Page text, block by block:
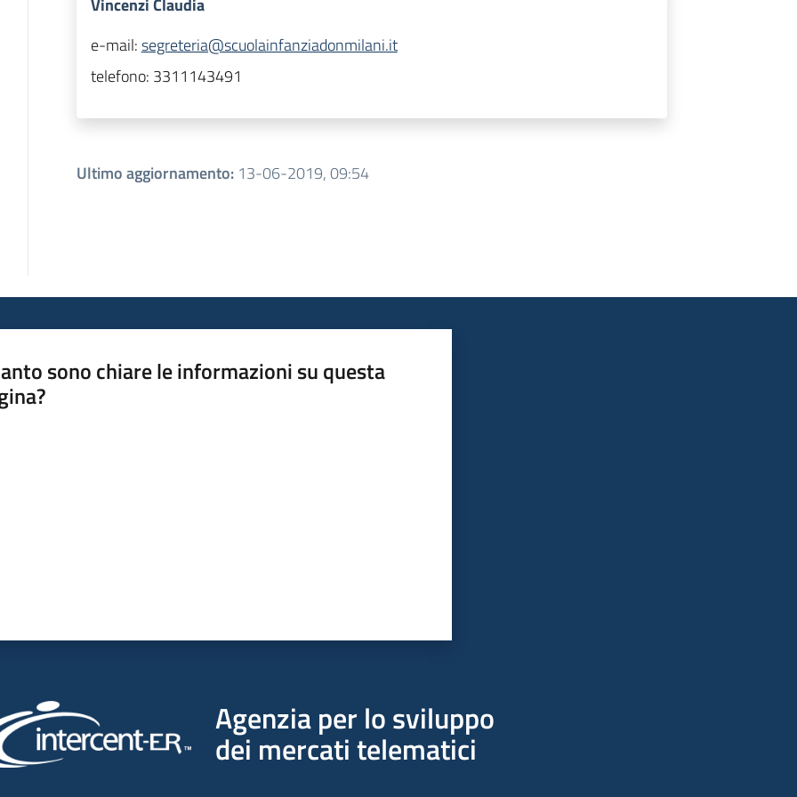
Vincenzi Claudia
e-mail:segreteria@scuolainfanziadonmilani.it
telefono: 3311143491
Ultimo aggiornamento: 13-06-2019, 09:54
sono chiare le informazioni su questa
Agenzia per lo sviluppo
dei mercati telematici